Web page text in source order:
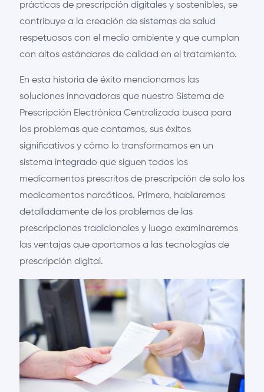
prácticas de prescripción digitales y sostenibles, se
contribuye a la creación de sistemas de salud
respetuosos con el medio ambiente y que cumplan
con altos estándares de calidad en el tratamiento.
En esta historia de éxito mencionamos las
soluciones innovadoras que nuestro Sistema de
Prescripción Electrónica Centralizada busca para
los problemas que contamos, sus éxitos
significativos y cómo lo transformamos en un
sistema integrado que siguen todos los
medicamentos prescritos de prescripción de solo los
medicamentos narcóticos. Primero, hablaremos
detalladamente de los problemas de las
prescripciones tradicionales y luego examinaremos
las ventajas que aportamos a las tecnologías de
prescripción digital.